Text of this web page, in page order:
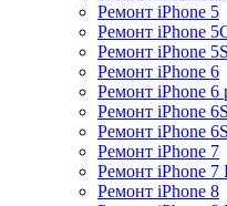
Ремонт iPhone 5
Ремонт iPhone
Ремонт iPhone 5S
Ремонт iPhone 6
Ремонт iPhone 6
Ремонт iPhone 6S
Ремонт iPhone
Ремонт iPhone 7
Ремонт iPhone 7
Ремонт iPhone 8